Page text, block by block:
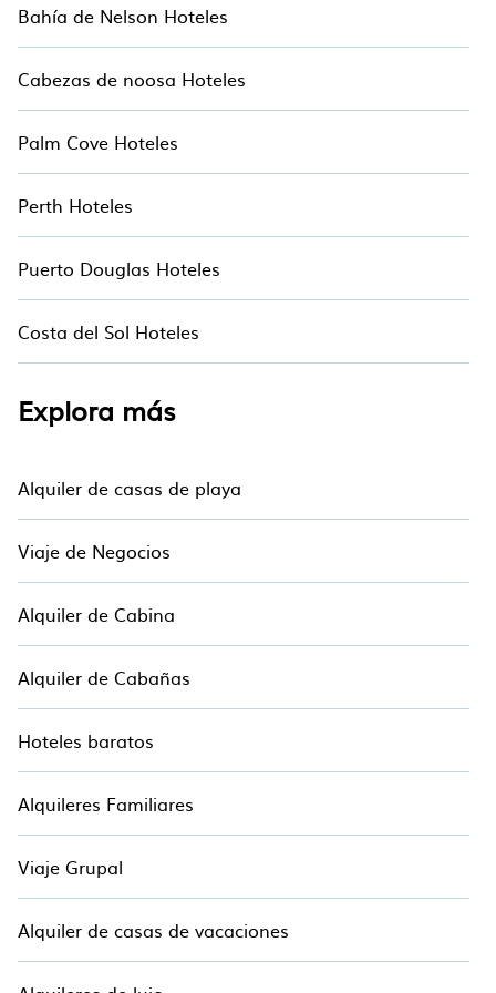
Bahía de Nelson Hoteles
Cabezas de noosa Hoteles
Palm Cove Hoteles
Perth Hoteles
Puerto Douglas Hoteles
Costa del Sol Hoteles
Explora más
Alquiler de casas de playa
Viaje de Negocios
Alquiler de Cabina
Alquiler de Cabañas
Hoteles baratos
Alquileres Familiares
Viaje Grupal
Alquiler de casas de vacaciones